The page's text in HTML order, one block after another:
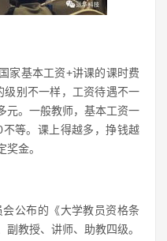
家基本工资+讲课的课时费
别不一样，工资待遇不一
元。一般教师，基本工资一
等。课上得越多，挣钱越
金。
公布的《大学教员资格条
教授、讲师、助教四级。